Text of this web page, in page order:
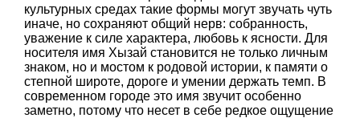
культурных средах такие формы могут звучать чуть
иначе, но сохраняют общий нерв: собранность,
уважение к силе характера, любовь к ясности. Для
носителя имя Хызай становится не только личным
знаком, но и мостом к родовой истории, к памяти о
степной широте, дороге и умении держать темп. В
современном городе это имя звучит особенно
заметно, потому что несет в себе редкое ощущение